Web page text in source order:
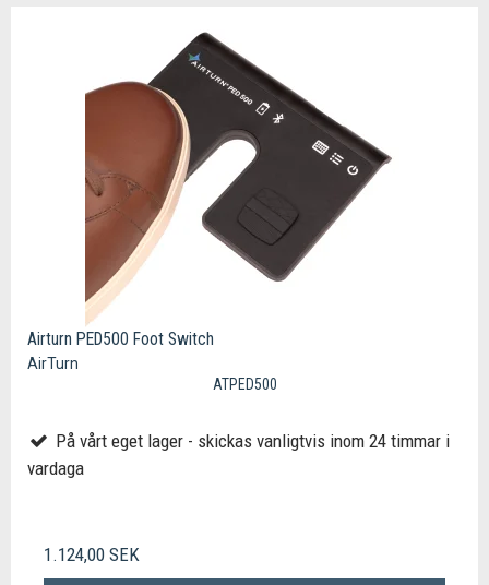
Airturn PED500 Foot Switch
AirTurn
ATPED500
På vårt eget lager - skickas vanligtvis inom 24 timmar i
vardaga
1.124,00 SEK